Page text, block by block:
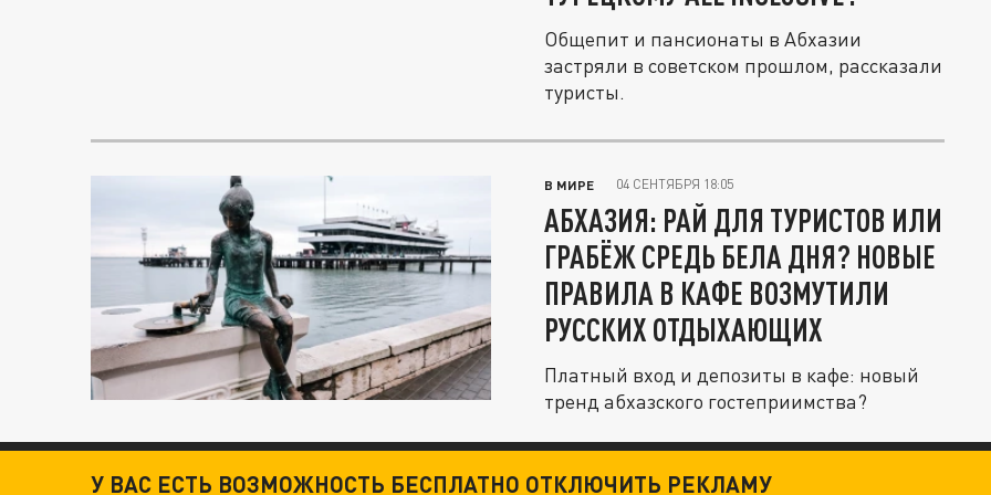
Общепит и пансионаты в Абхазии
застряли в советском прошлом, рассказали
туристы.
В МИРЕ 04 СЕНТЯБРЯ 18:05
АБХАЗИЯ: РАЙ ДЛЯ ТУРИСТОВ ИЛИ
ГРАБЁЖ СРЕДЬ БЕЛА ДНЯ? НОВЫЕ
ПРАВИЛА В КАФЕ ВОЗМУТИЛИ
РУССКИХ ОТДЫХАЮЩИХ
Платный вход и депозиты в кафе: новый
тренд абхазского гостеприимства?
У ВАС ЕСТЬ ВОЗМОЖНОСТЬ БЕСПЛАТНО ОТКЛЮЧИТЬ РЕКЛАМУ